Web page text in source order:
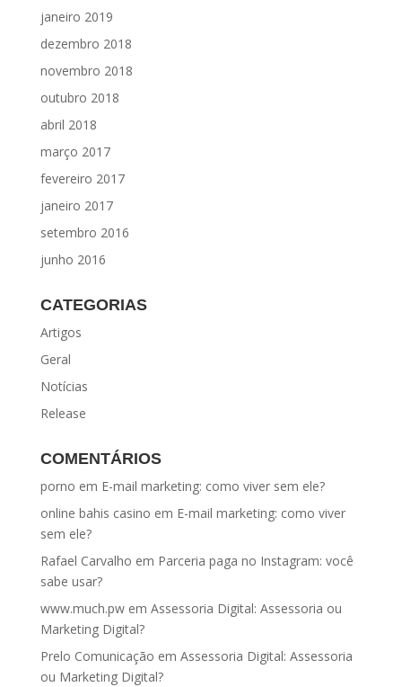
janeiro 2019
dezembro 2018
novembro 2018
outubro 2018
abril 2018
março 2017
fevereiro 2017
janeiro 2017
setembro 2016
junho 2016
CATEGORIAS
Artigos
Geral
Notícias
Release
COMENTÁRIOS
porno em E-mail marketing: como viver sem ele?
online bahis casino em E-mail marketing: como viver
sem ele?
Rafael Carvalho em Parceria paga no Instagram: você
sabe usar?
www.much.pwem Assessoria Digital: Assessoria ou
Marketing Digital?
Prelo Comunicação em Assessoria Digital: Assessoria
ou Marketing Digital?